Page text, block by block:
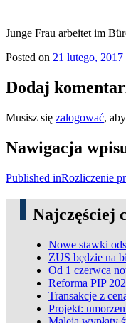
Junge Frau arbeitet im
Posted on 21 lutego, 2017
Dodaj
Musisz się zalogować,
Nawigacja
Published inRozliczenie
Najczęściej
Nowe stawki
ZUS będzie na
Od 1 czerwca
Reforma PIP
Transakcje z
Projekt: